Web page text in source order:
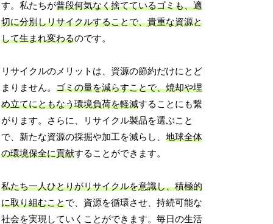
す。私たちが普段何気なく捨てているゴミも、適
切に分別しリサイクルすることで、貴重な資源と
して生まれ変わるのです。
リサイクルのメリットは、資源の節約だけにとど
まりません。ゴミの量を減らすことで、焼却や埋
め立てにともなう環境負荷を軽減することにも繋
がります。さらに、リサイクル製品を選ぶこと
で、新たな資源の採掘や加工を減らし、地球全体
の環境保全に貢献することができます。
私たち一人ひとりがリサイクルを意識し、積極的
に取り組むことで、資源を循環させ、持続可能な
社会を実現していくことができます。毎日の生活